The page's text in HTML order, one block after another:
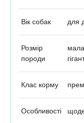
Вік собак для
Розмір
породи
Клас корму
Особливості